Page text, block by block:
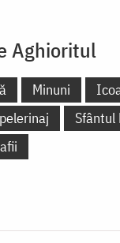
Aghioritul
Minuni
Sfântul